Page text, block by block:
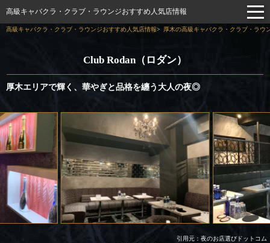
高級キャバクラ・クラブ・ラウンジおすすめ人気店情報
高級キャバクラ・クラブ・ラウンジおすすめ人気店情報 厚木の高級キャバクラ・クラブ・ラウ
Club Rodan（ロダン）
厚木エリアで輝く、華やぎと品格を纏う大人の夜◎
引用元：夜のお店選びドットコム